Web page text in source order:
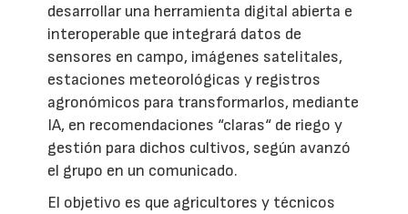
desarrollar una herramienta digital abierta e
interoperable que integrará datos de
sensores en campo, imágenes satelitales,
estaciones meteorológicas y registros
agronómicos para transformarlos, mediante
IA, en recomendaciones “claras“ de riego y
gestión para dichos cultivos, según avanzó
el grupo en un comunicado.
El objetivo es que agricultores y técnicos